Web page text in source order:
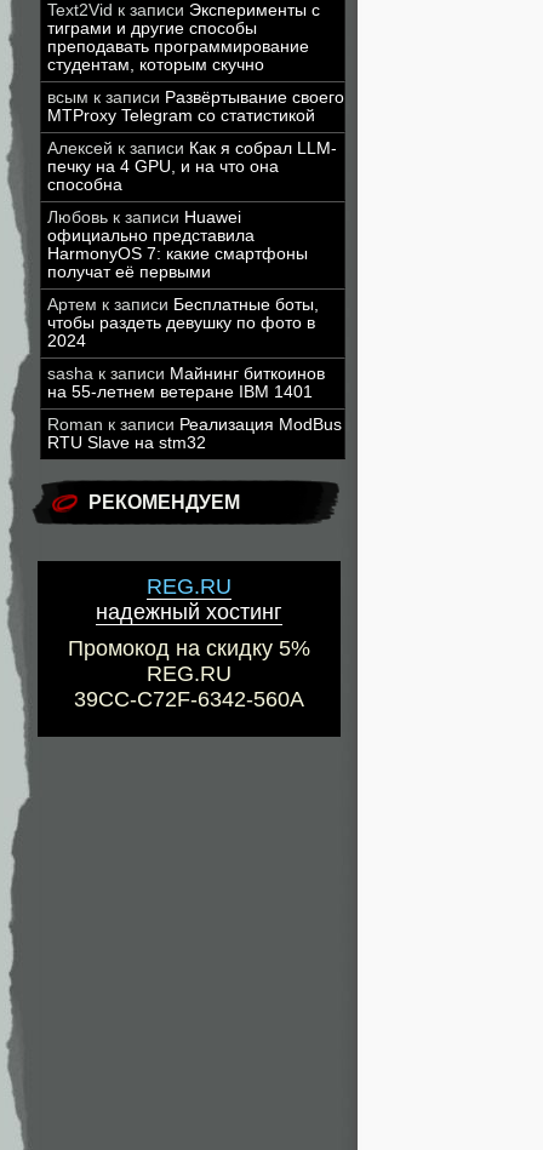
Text2Vid к записи Эксперименты с
тиграми и другие способы
преподавать программирование
студентам, которым скучно
всым к записи Развёртывание своего
MTProxy Telegram со статистикой
Алексей к записи Как я собрал LLM-
печку на 4 GPU, и на что она
способна
Любовь к записи Huawei
официально представила
HarmonyOS 7: какие смартфоны
получат её первыми
Артем к записи Бесплатные боты,
чтобы раздеть девушку по фото в
2024
sasha к записи Майнинг биткоинов
на 55-летнем ветеране IBM 1401
Roman к записи Реализация ModBus
RTU Slave на stm32
РЕКОМЕНДУЕМ
REG.RU
надежный хостинг
Промокод на скидку 5%
REG.RU
39CC-C72F-6342-560A